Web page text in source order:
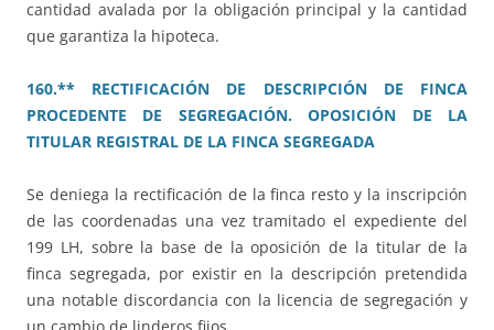
cantidad avalada por la obligación principal y la cantidad
que garantiza la hipoteca.
160.** RECTIFICACIÓN DE DESCRIPCIÓN DE FINCA
PROCEDENTE DE SEGREGACIÓN. OPOSICIÓN DE LA
TITULAR REGISTRAL DE LA FINCA SEGREGADA
Se deniega la rectificación de la finca resto y la inscripción
de las coordenadas una vez tramitado el expediente del
199 LH, sobre la base de la oposición de la titular de la
finca segregada, por existir en la descripción pretendida
una notable discordancia con la licencia de segregación y